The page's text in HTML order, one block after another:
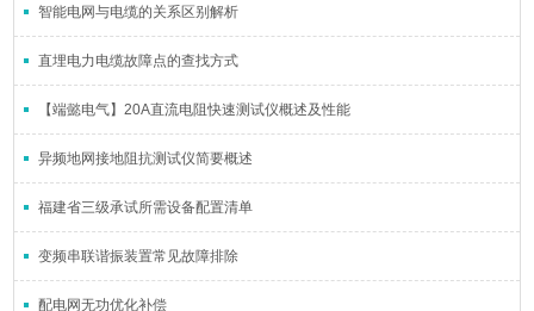
智能电网与电缆的关系区别解析
直埋电力电缆故障点的查找方式
【端懿电气】20A直流电阻快速测试仪概述及性能
异频地网接地阻抗测试仪简要概述
福建省三级承试所需设备配置清单
变频串联谐振装置常见故障排除
配电网无功优化补偿